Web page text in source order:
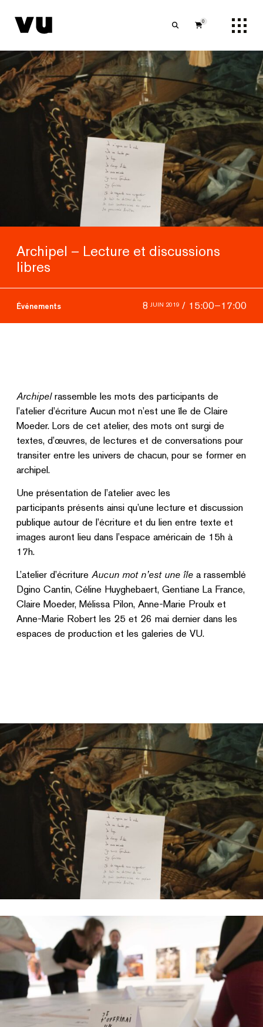
0
Archipel – Lecture et discussions
libres
Événements 8 JUIN 2019 / 15:00–17:00
Archipel rassemble les mots des participants de
l’atelier d’écriture Aucun mot n’est une île de Claire
Moeder. Lors de cet atelier, des mots ont surgi de
textes, d’œuvres, de lectures et de conversations pour
transiter entre les univers de chacun, pour se former en
archipel.
Une présentation de l’atelier avec les
participants présents ainsi qu’une lecture et discussion
publique autour de l’écriture et du lien entre texte et
images auront lieu dans l’espace américain de 15h à
17h.
L’atelier d’écriture Aucun mot n’est une île a rassemblé
Dgino Cantin, Céline Huyghebaert, Gentiane La France,
Claire Moeder, Mélissa Pilon, Anne-Marie Proulx et
Anne-Marie Robert les 25 et 26 mai dernier dans les
espaces de production et les galeries de VU.